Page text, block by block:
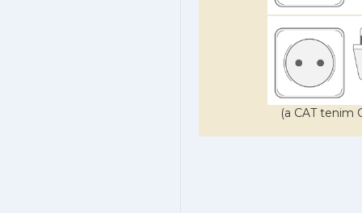
(a CAT tenim